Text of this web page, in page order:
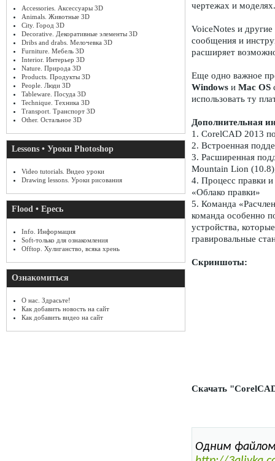
Accessories. Аксессуары 3D
Animals. Животные 3D
City. Город 3D
Decorative. Декоративные элементы 3D
Dribs and drabs. Мелочевка 3D
Furniture. Мебель 3D
Interior. Интерьер 3D
Nature. Природа 3D
Products. Продукты 3D
People. Люди 3D
Tableware. Посуда 3D
Technique. Техника 3D
Transport. Транспорт 3D
Other. Остальное 3D
Lessons • Уроки Photoshop
Video tutorials. Видео уроки
Drawing lessons. Уроки рисования
Flood • Ересь
Info. Информация
Soft-только для ознакомления
Offtop. Хулиганство, всяка хрень
Ознакомиться
О нас. Здрасьте!
Как добавить новость на сайт
Как добавить видео на сайт
чертежах и моделях.
VoiceNotes и
сообщения и
расширяет
Еще одно важное
Windows и Mac OS
использовать ту
Дополнительная
1. CorelCAD 2013
2. Встроенная
3. Расширенная
Mountain Lion
4. Процесс правки
«Облако правки»
5. Команда
команда особенно
устройства,
гравировальные
Скриншоты:
Скачать
Одним файлом